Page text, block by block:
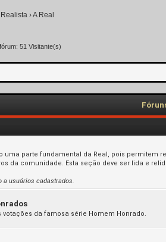
›A Real
51 Visitante(s)
uma parte fundamental da Real, pois permitem
da comunidade. Esta seção deve ser lida e
a usuários cadastrados.
votações da famosa série Homem Honrado.